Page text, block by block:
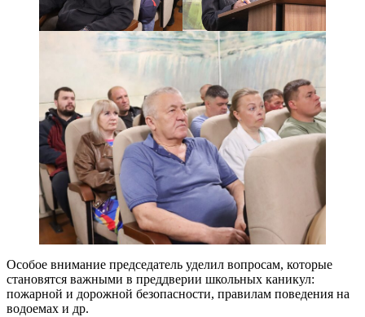
Особое внимание председатель уделил вопросам, которые
становятся важными в преддверии школьных каникул:
пожарной и дорожной безопасности, правилам поведения на
водоемах и др.